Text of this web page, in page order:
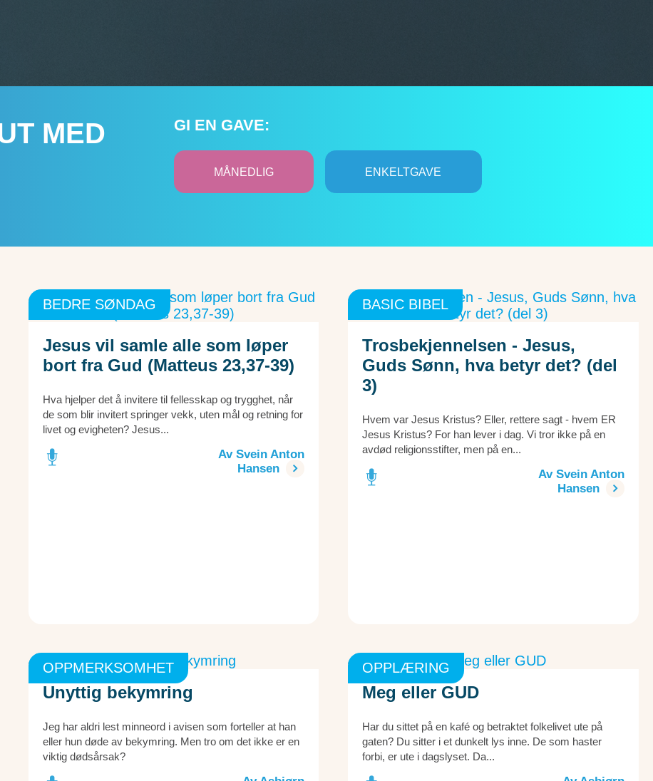
MED
GI EN GAVE:
MÅNEDLIG ENKELTGAVE
BEDRE SØNDAG
Jesus vil samle alle som løper
bort fra Gud (Matteus 23,37-39)
Hva hjelper det å invitere til fellesskap og trygghet, når
de som blir invitert springer vekk, uten mål og retning for
livet og evigheten? Jesus...
Av Svein Anton
Hansen
BASIC BIBEL
Trosbekjennelsen - Jesus,
Guds Sønn, hva betyr det? (del
3)
Hvem var Jesus Kristus? Eller, rettere sagt - hvem ER
Jesus Kristus? For han lever i dag. Vi tror ikke på en
avdød religionsstifter, men på en...
Av Svein Anton
Hansen
OPPMERKSOMHET
Unyttig bekymring
Jeg har aldri lest minneord i avisen som forteller at han
eller hun døde av bekymring. Men tro om det ikke er en
viktig dødsårsak?
OPPLÆRING
Meg eller GUD
Har du sittet på en kafé og betraktet folkelivet ute på
gaten? Du sitter i et dunkelt lys inne. De som haster
forbi, er ute i dagslyset. Da...